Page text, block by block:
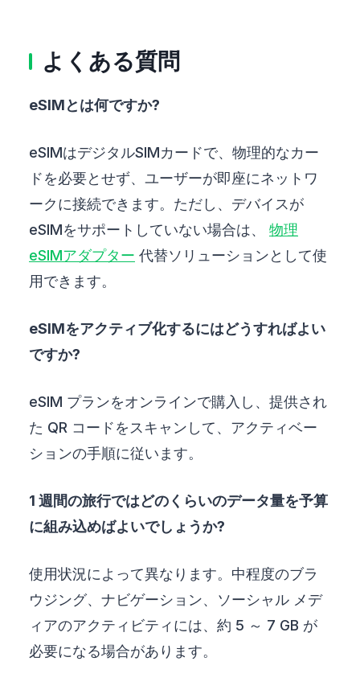
よくある質問
eSIMとは何ですか?
eSIMはデジタルSIMカードで、物理的なカー
ドを必要とせず、ユーザーが即座にネットワ
ークに接続できます。ただし、デバイスが
eSIMをサポートしていない場合は、 物理
eSIMアダプター 代替ソリューションとして使
用できます。
eSIMをアクティブ化するにはどうすればよい
ですか?
eSIM プランをオンラインで購入し、提供され
た QR コードをスキャンして、アクティベー
ションの手順に従います。
1 週間の旅行ではどのくらいのデータ量を予算
に組み込めばよいでしょうか?
使用状況によって異なります。中程度のブラ
ウジング、ナビゲーション、ソーシャル メデ
ィアのアクティビティには、約 5 ～ 7 GB が
必要になる場合があります。